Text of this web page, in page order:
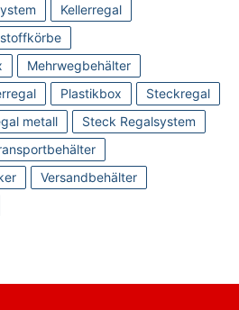
Kellerregal
Mehrwegbehälter
Plastikbox
Steckregal
metall
Steck Regalsystem
Versandbehälter